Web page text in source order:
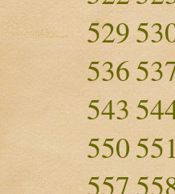
529
536
543
550
557